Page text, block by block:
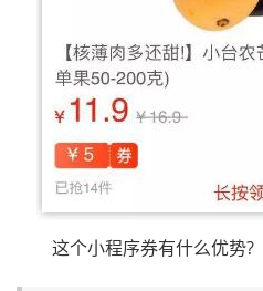
这个小程序券有什么优势?